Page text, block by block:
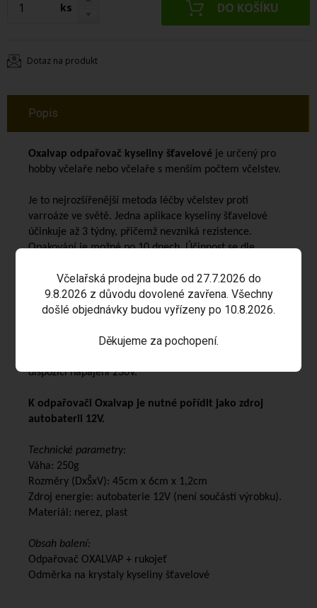
ks
Dotaz na produkt
Popis
Oxalvap odpařovač kyseliny šťavelové je určený pro
hobby včelaře nebo včelaře s menším počtem včelstev.
Je to nejrozšířenější metoda léčby včelstev proti
varroáze ve světě. Jedna aplikace kyseliny šťavelové
účinkuje až 3 týdny, přičemž nevzniká rezistence.
Opakování je možné po 10 dnech. Účinnost se dle
Verze odpařovače CNC - je vyfrézovaná z jednoho bloku
hliníku, je masivnější a vydrží mnohem déle.
Do verze 3g dáte bez problému 3 gramy, max. 4 gramy.
Tento odpařovač je určen pro použití v místech, kde
dispozici napájení 230V.
K odpařovači Oxalvap je nutné pořídit jako zdroj
autobaterii 12V.
Technické parametry:
Váha: 250g
Rozměry (DxŠxV): 45cm x 6cm x 1,2cm
Zdroj energie: autobaterie 12V (není součástí výrobku).
Materiál: nerez, plast
Obsah balení:
Odpařovač OXALVAP + rukojeť
Odměrka na krystaly kyseliny šťavelové
Včelařská prodejna bude od 27.7.2026 do
9.8.2026 z důvodu dovolené zavřena. Všechny
došlé objednávky budou vyřízeny po 10.8.2026.
Děkujeme za pochopení.